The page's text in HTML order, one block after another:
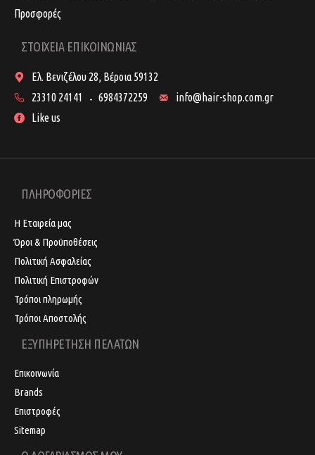
Προσφορές
ΣΤΟΙΧΕΙΑ ΕΠΙΚΟΙΝΩΝΙΑΣ
Ελ. Βενιζέλου 28, Βέροια 59132
23310 24141
- 6984372259
info@hair-shop.com.gr
Like us
ΠΛΗΡΟΦΟΡΙΕΣ
Η Εταιρεία μας
Όροι & Προϋποθέσεις
Πολιτική Ασφαλείας
Πολιτική Επιστροφών
Τρόποι πληρωμής
Τρόποι Αποστολής
ΕΞΥΠΗΡΕΤΗΣΗ ΠΕΛΑΤΩΝ
Επικοινωνία
Brands
Επιστροφές
Sitemap